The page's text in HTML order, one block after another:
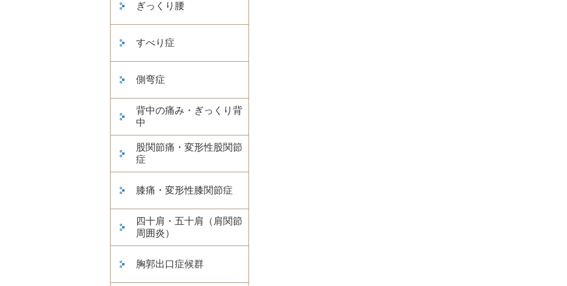
ぎっくり腰
すべり症
側弯症
背中の痛み・ぎっくり背
中
股関節痛・変形性股関節
症
膝痛・変形性膝関節症
四十肩・五十肩（肩関節
周囲炎）
胸郭出口症候群